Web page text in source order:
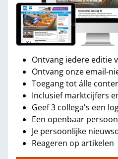
Ontvang iedere editie
Ontvang onze email-
Toegang tot álle
Inclusief marktcijfers
Geef 3 collega's een
Een openbaar
Je persoonlijke
Reageren op artikelen